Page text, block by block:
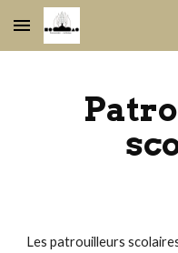
Skip to main content
Les patrouilleurs